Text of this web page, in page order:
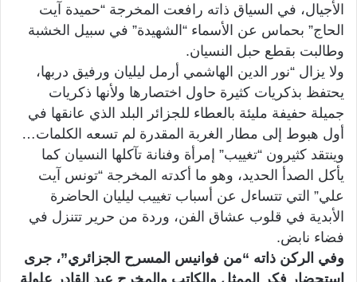
الأجيال، في السياق ذاته رافعت المخرجة “حميدة آيت
الحاج” بحماس عن الأسماء “الشهيدة” في سبيل الخشبة
وطالبت بقطع حبل النسيان.
ولا يزال “نور الدين الهاشمي أرمل ليليان ورفيق دربها،
يحتفظ بذكريات كثيرة حاول اختصارها ولأنها ذكريات
جميلة حفيفة مليئة بالعطاء للجزائر البلد الذي عانقها في
أول هبوط إلى مطار الغربة المقدرة لم تسعه الكلمات…
وينتقد كثيرون “تغييب” إمرأة وفنانة تآكلها النسيان كما
يأكل الصدأ الحديد، وهو ما أكدته المخرجة “تونس آيت
علي” التي تتساءل عن أسباب تغييب ليليان الحاضرة
الأبدية في قلوب عشاق الفن، وردة من حرير تتنزل في
فضاء نابض.
وفي الركن ذاته “من فوانيس المسرح الجزائري”، جرى
استحضار فكر الممثل والكاتب والمخرج عبد القادر علولة